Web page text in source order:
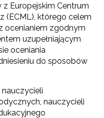
Europejskim Centrum
(ECML), którego celem
ocenianiem zgodnym
uzupełniającym
oceniania
do sposobów
nauczycieli